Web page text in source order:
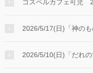
ゴスペルカフェ可児
2026/5/17(日)「神の
2026/5/10(日)「だれ